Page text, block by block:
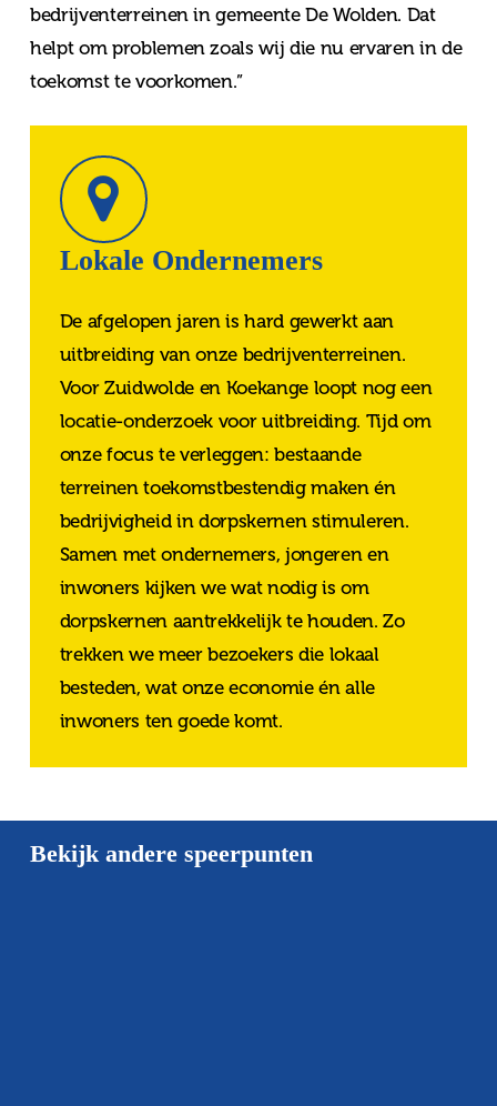
bedrijventerreinen in gemeente De Wolden. Dat
helpt om problemen zoals wij die nu ervaren in de
toekomst te voorkomen.”
Lokale Ondernemers
De afgelopen jaren is hard gewerkt aan
uitbreiding van onze bedrijventerreinen.
Voor Zuidwolde en Koekange loopt nog een
locatie-onderzoek voor uitbreiding. Tijd om
onze focus te verleggen: bestaande
terreinen toekomstbestendig maken én
bedrijvigheid in dorpskernen stimuleren.
Samen met ondernemers, jongeren en
inwoners kijken we wat nodig is om
dorpskernen aantrekkelijk te houden. Zo
trekken we meer bezoekers die lokaal
besteden, wat onze economie én alle
inwoners ten goede komt.
Bekijk andere speerpunten